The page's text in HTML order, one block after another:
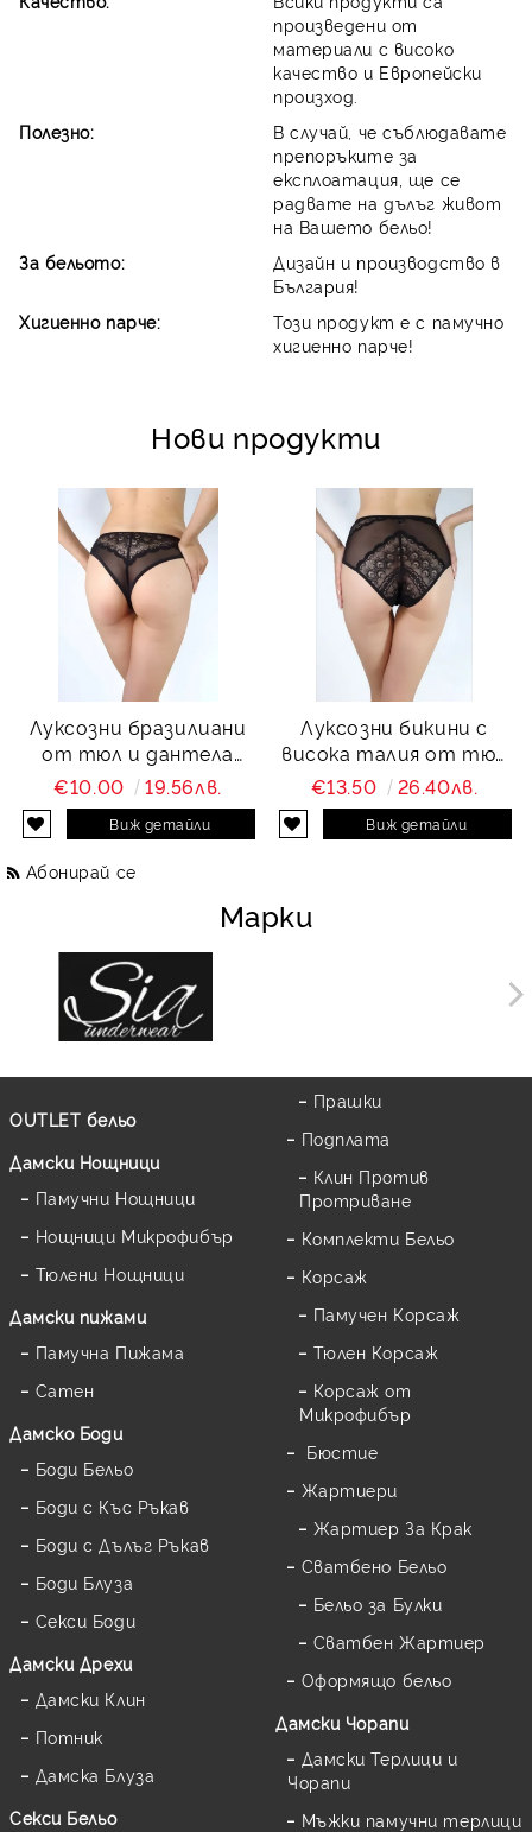
произведени от
материали с високо
качество и Европейски
произход.
Полезно:
В случай, че съблюдавате
препоръките за
експлоатация, ще се
радвате на дълъг живот
на Вашето бельо!
За бельото:
Дизайн и производство в
България!
Хигиенно парче:
Този продукт е с памучно
хигиенно парче!
Нови продукти
Луксозни бразилиани
от тюл и дантела
Charity
€10.00 19.56лв.
Виж детайли
Луксозни бикини с
висока талия от тюл
и дантела Charity
€13.50 26.40лв.
Виж детайли
Абонирай се
Марки
OUTLET бельо
Дамски Нощници
Памучни Нощници
Нощници Микрофибър
Тюлени Нощници
Дамски пижами
Памучна Пижама
Сатен
Дамскo Боди
Боди Бельо
Боди с Къс Ръкав
Боди с Дълъг Ръкав
Боди Блуза
Секси Боди
Дамски Дрехи
Дамски Клин
Потник
Дамска Блуза
Секси Бельо
Прашки
Подплата
Клин Против
Протриване
Комплекти Бельо
Корсаж
Памучен Корсаж
Тюлен Корсаж
Корсаж от
Микрофибър
Бюстие
Жартиери
Жартиер За Крак
Сватбено Бельо
Бельо за Булки
Сватбен Жартиер
Оформящо бельо
Дамски Чорапи
Дамски Терлици и
Чорапи
Мъжки памучни терлици